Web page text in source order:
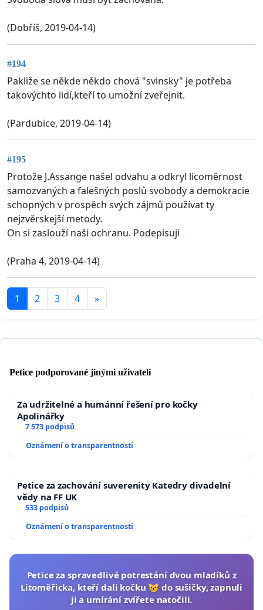
(Dobříš, 2019-04-14)
#194
Pakliže se někde někdo chová "svinsky" je potřeba
takovýchto lidí,kteří to umožní zveřejnit.
(Pardubice, 2019-04-14)
#195
Protože J.Assange našel odvahu a odkryl licoměrnost
samozvaných a falešných poslů svobody a demokracie
schopných v prospěch svých zájmů používat ty
nejzvěrskejší metody.
On si zaslouží naši ochranu. Podepisuji
(Praha 4, 2019-04-14)
1 2 3 4 »
Petice podporované jinými uživateli
Za udržitelné a humánní řešení pro kočky
Apolinářky
7 573 podpisů
Oznámení o transparentnosti
Petice za zachování suverenity Katedry divadelní
vědy na FF UK
533 podpisů
Oznámení o transparentnosti
Petice za spravedlivé potrestání dvou mladíků z
Litoměřicka, kteří dali kočku 😿 do sušičky, zapnuli
ji a umírání zvířete natočili.